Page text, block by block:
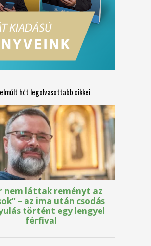
hét legolvasottabb cikkei